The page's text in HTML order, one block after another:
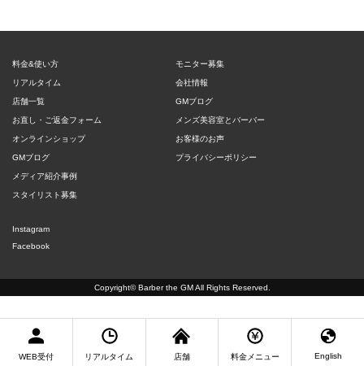
料金&使い方
リアルタイム
店舗一覧
お直し・ご返金フォーム
オンラインショップ
GMブログ
メディア紹介事例
スタイリスト募集
モニター募集
会社情報
GMブログ
メンズ美容室とバーバー
お客様のお声
プライバシーポリシー
Instagram
Facebook
Copyright©Barber the GMAll Rights Reserved.
WEB受付 リアルタイム 店舗 料金メニュー English